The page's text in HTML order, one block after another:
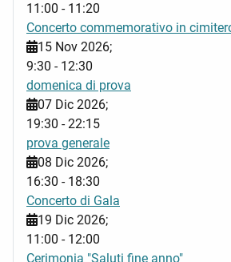
11:00 - 11:20
Concerto commemorativo in
15 Nov 2026;
9:30 - 12:30
domenica di prova
07 Dic 2026;
19:30 -22:15
prova generale
08 Dic 2026;
16:30 - 18:30
Concerto di Gala
19 Dic 2026;
11:00 - 12:00
Cerimonia "Saluti fine anno"